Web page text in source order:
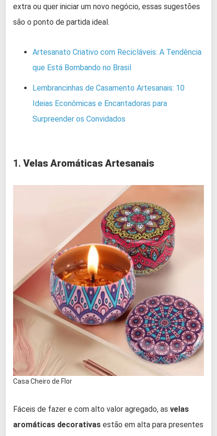
extra ou quer iniciar um novo negócio, essas sugestões
são o ponto de partida ideal.
Artesanato Criativo com Recicláveis: A Tendência
que Está Bombando no Brasil
Lembrancinhas de Casamento Artesanais: 10
Ideias Econômicas e Encantadoras para
Surpreender os Convidados
1. Velas Aromáticas Artesanais
Casa Cheiro de Flor
Fáceis de fazer e com alto valor agregado, as velas
aromáticas decorativas estão em alta para presentes